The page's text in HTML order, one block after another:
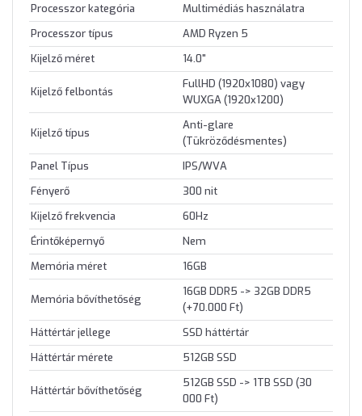
Processzor kategória
Multimédiás használatra
Processzor típus
AMD Ryzen 5
Kijelző méret
14.0"
Kijelző felbontás
FullHD (1920x1080) vagy
WUXGA (1920x1200)
Kijelző típus
Anti-glare
(Tükröződésmentes)
Panel Típus
IPS/WVA
Fényerő
300 nit
Kijelző frekvencia
60Hz
Érintőképernyő
Nem
Memória méret
16GB
Memória bővíthetőség
16GB DDR5 -> 32GB DDR5
(+70.000 Ft)
Háttértár jellege
SSD háttértár
Háttértár mérete
512GB SSD
Háttértár bővíthetőség
512GB SSD -> 1TB SSD (30
000 Ft)